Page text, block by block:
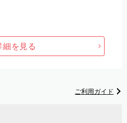
細を見る
ご利用ガイド